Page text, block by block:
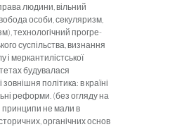
людини, вільний
особи, секуляризм,
технологічний прогре­
суспільства, визнання
і меркантилістської
будува­лася
політика: в країні
реформи. (без огляду на
принципи не мали в
органіч­них основ